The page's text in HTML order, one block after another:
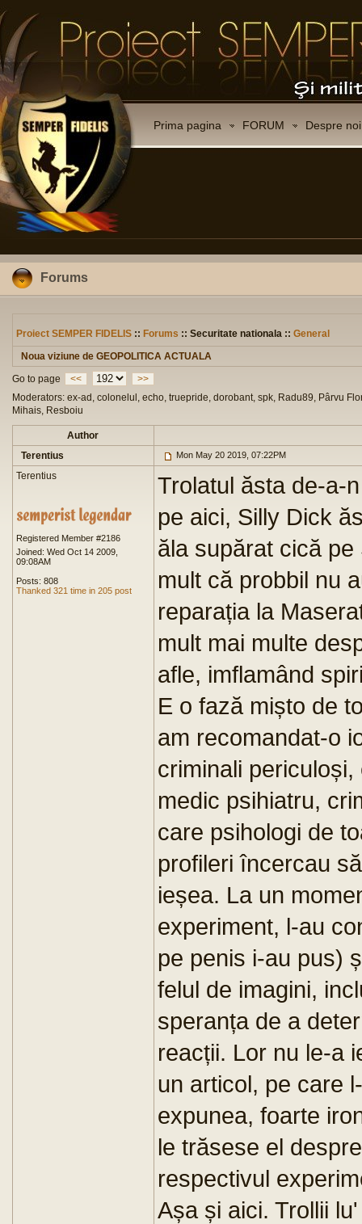
Prima pagina FORUM Despre noi
Forums
Proiect SEMPER FIDELIS :: Forums :: Securitate nationala :: General
Noua viziune de GEOPOLITICA ACTUALA
Go to page
<<
>>
Moderators: ex-ad, colonelul, echo, truepride, dorobant, spk, Radu89, Pârvu
Mihais, Resboiu
Author
Terentius
Mon May 20 2019, 07:22PM
Terentius
Registered Member #2186
Joined: Wed Oct 14 2009,
09:08AM
Posts: 808
Thanked 321 time in 205 post
Trolatul ăsta de-a-
pe aici, Silly Dick
ăla supărat cică
mult că probbil nu
reparația la
mult mai multe
afle, imflamând
E o fază mișto de
am recomandat-o
criminali
medic psihiatru,
care psihologi de
profileri încercau
ieșea. La un
experiment, l-au
pe penis i-au pus)
felul de imagini,
speranța de a
reacții. Lor nu le-a
un articol, pe care
expunea, foarte
le trăsese el
respectivul
Așa și aici. Trollii